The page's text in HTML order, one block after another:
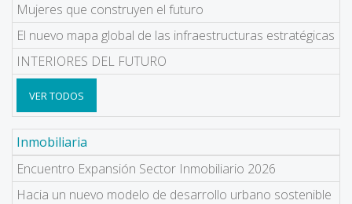
Mujeres que construyen el futuro
El nuevo mapa global de las infraestructuras estratégicas
INTERIORES DEL FUTURO
VER TODOS
Inmobiliaria
Encuentro Expansión Sector Inmobiliario 2026
Hacia un nuevo modelo de desarrollo urbano sostenible